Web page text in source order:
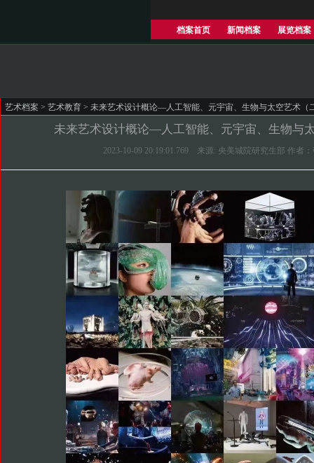
档案首页 新闻档案 展览档案
艺术档案 > 艺术教育 > 未来艺术设计概论—人工智能、元宇宙、生物与太空艺术（
未来艺术设计概论—人工智能、元宇宙、生物与
2023-10-09 20:19:01.769 来源: 央美城院研究生部 作者